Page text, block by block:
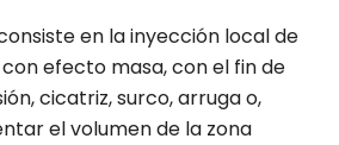
en la inyección local de
efecto masa, con el fin de
cicatriz, surco, arruga o,
el volumen de la zona